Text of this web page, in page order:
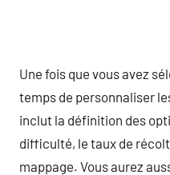
Une fois que vous avez
temps de personnaliser
inclut la définition des
difficulté, le taux de
mappage. Vous aurez